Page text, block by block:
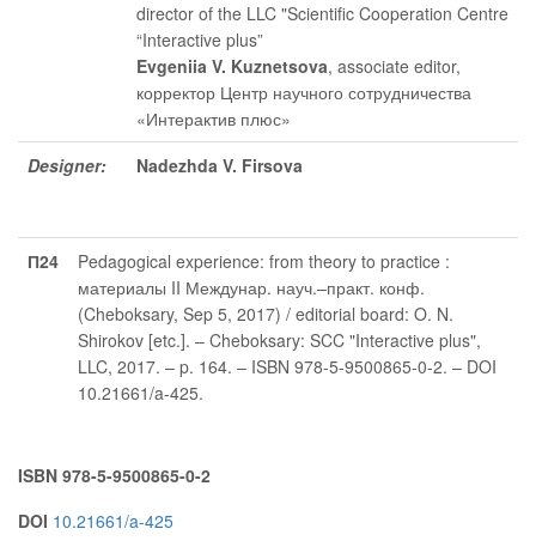
director of the LLC "Scientific Cooperation Centre
“Interactive plus”
Evgeniia V. Kuznetsova, associate editor,
корректор Центр научного сотрудничества
«Интерактив плюс»
Designer:
Nadezhda V. Firsova
П24
Pedagogical experience: from theory to practice :
материалы II Междунар. науч.–практ. конф.
(Cheboksary, Sep 5, 2017) / editorial board: O. N.
Shirokov [etc.]. – Cheboksary: SCC "Interactive plus",
LLC, 2017. – p. 164. – ISBN 978-5-9500865-0-2. – DOI
10.21661/a-425.
ISBN 978-5-9500865-0-2
DOI 10.21661/a-425